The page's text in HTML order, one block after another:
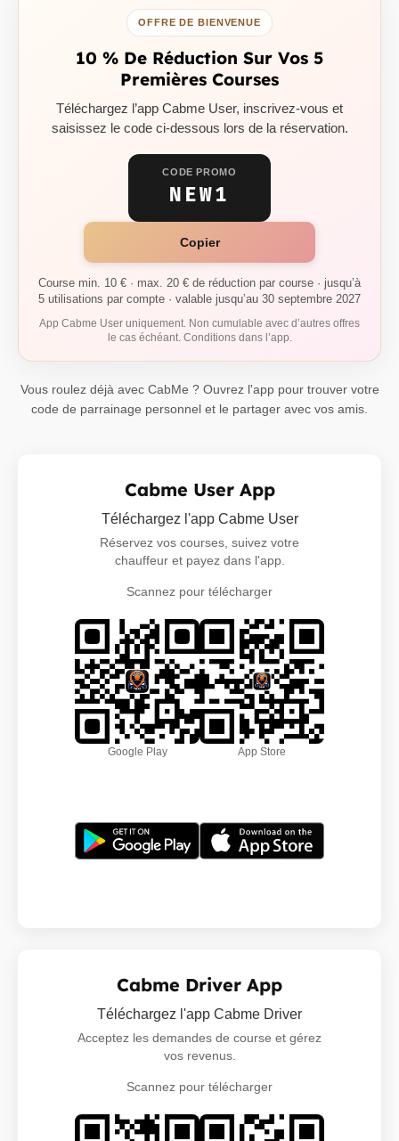
OFFRE DE BIENVENUE
10 % De Réduction Sur Vos 5
Premières Courses
Téléchargez l’app Cabme User, inscrivez-vous et
saisissez le code ci-dessous lors de la réservation.
CODE PROMO
NEW1
Copier
Course min. 10 € · max. 20 € de réduction par course · jusqu’à
5 utilisations par compte · valable jusqu’au 30 septembre 2027
App Cabme User uniquement. Non cumulable avec d’autres offres
le cas échéant. Conditions dans l’app.
Vous roulez déjà avec CabMe ? Ouvrez l'app pour trouver votre
code de parrainage personnel et le partager avec vos amis.
Cabme User App
Téléchargez l'app Cabme User
Réservez vos courses, suivez votre
chauffeur et payez dans l'app.
Scannez pour télécharger
Google Play App Store
Cabme Driver App
Téléchargez l'app Cabme Driver
Acceptez les demandes de course et gérez
vos revenus.
Scannez pour télécharger